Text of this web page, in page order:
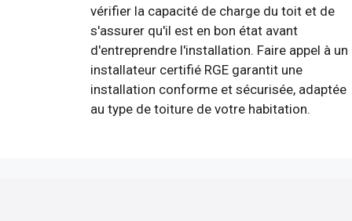
vérifier la capacité de charge du toit et de
s'assurer qu'il est en bon état avant
d'entreprendre l'installation. Faire appel à un
installateur certifié RGE garantit une
installation conforme et sécurisée, adaptée
au type de toiture de votre habitation.